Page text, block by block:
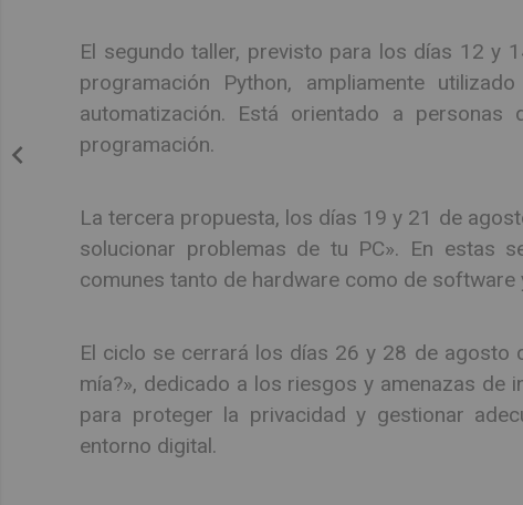
El segundo taller, previsto para los días 12 y
programación Python, ampliamente
automatización. Está orientado a
programación.
La tercera propuesta, los días 19 y 21 de
solucionar problemas de tu PC». En estas
comunes tanto de hardware como de software
El ciclo se cerrará los días 26 y 28 de agosto
mía?», dedicado a los riesgos y amenazas de
para proteger la privacidad y gestionar
entorno digital.